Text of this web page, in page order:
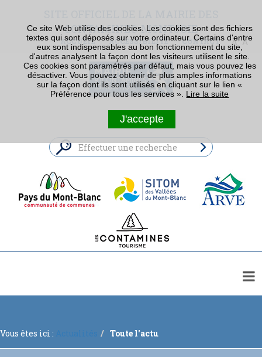
CONTAMINES-MONTJOIE
ACCUEIL ACCESSIBILITÉ CONTACT
Vous êtes ici : Actualités Toute l'actu
Ce site Web utilise des cookies. Les cookies sont des fichiers
textes qui sont déposés sur votre ordinateur. Certains d'entre
eux sont indispensables au bon fonctionnement du site,
d'autres analysent la façon dont les visiteurs utilisent le site.
Ces cookies sont paramétrés par défaut, mais vous pouvez les
désactiver. Vous pouvez obtenir de plus amples informations
sur la façon dont ils sont utilisés en cliquant sur le lien «
Préférence pour tous les services ». Lire la suite
J'accepte